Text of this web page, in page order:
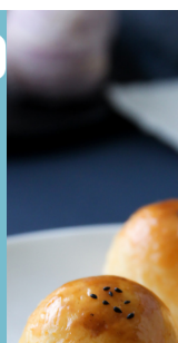
的肉燥飯、刈包及台
在台灣獨特的美食饗
報名線上：8道